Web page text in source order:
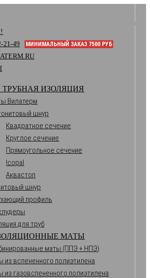
21-49
МИНИМАЛЬНЫЙ ЗАКАЗ 7500 РУБ
ИЗОЛЯЦИЯ
Вилатерм
шнур
Квадратное сечение
Круглое сечение
Прямоугольное сечение
Icopal
Аквастоп
шнур
профиль
для труб
МАТЫ
маты (ППЭ + НПЭ)
из вспененного полиэтилена
из газовспененного полиэтилена